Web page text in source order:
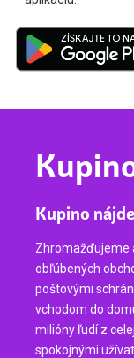
Kupino
Zhromažďujeme
obľúbených
poštovými
vchodom do
milióny ľudí z
spokojnými